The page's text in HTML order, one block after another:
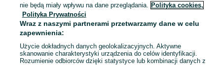
Mapa miejscowości
Mapa ministron
Popularne wyszukiwania
nie będą miały wpływu na dane przeglądania. Polityka cookies,
Polityka Prywatności
Wraz z naszymi partnerami przetwarzamy dane w celu
zapewnienia:
Użycie dokładnych danych geolokalizacyjnych. Aktywne
skanowanie charakterystyki urządzenia do celów identyfikacji.
Rozumienie odbiorców dzięki statystyce lub kombinacji danych z